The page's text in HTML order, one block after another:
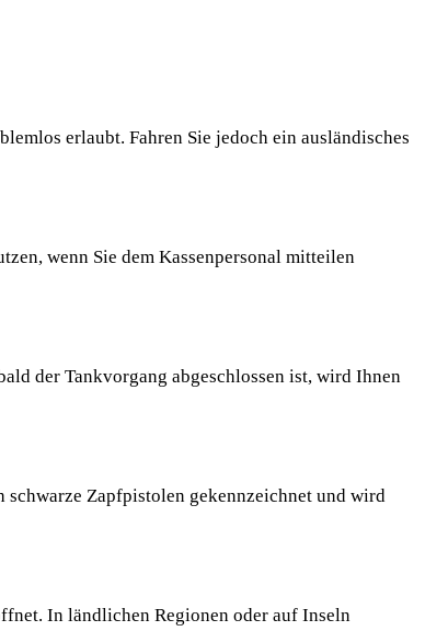
erlaubt. Fahren Sie jedoch ein ausländisches
wenn Sie dem Kassenpersonal mitteilen
der Tankvorgang abgeschlossen ist, wird Ihnen
schwarze Zapfpistolen gekennzeichnet und wird
In ländlichen Regionen oder auf Inseln